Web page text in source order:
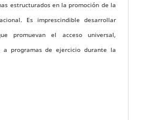
estructurados en la promoción de la
Es imprescindible desarrollar
promuevan el acceso universal,
programas de ejercicio durante la